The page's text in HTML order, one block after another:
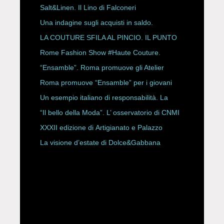
Salt&Linen. Il Lino di Falconeri
Una indagine sugli acquisti in saldo.
LA COUTURE SFILA AL PINCIO. IL PUNTO
CON ALESSANDRO ONORATO E
ROBERTA ANGELILLI
Rome Fashion Show #Haute Couture.
“Ensamble”. Roma promuove gli Atelier
Storici
Roma promuove “Ensamble” per i giovani
Un esempio italiano di responsabilità. La
Rete Slow Fiber
“Il bello della Moda”. L’ osservatorio di CNMI
XXXII edizione di Artigianato e Palazzo
La visione d’estate di Dolce&Gabbana